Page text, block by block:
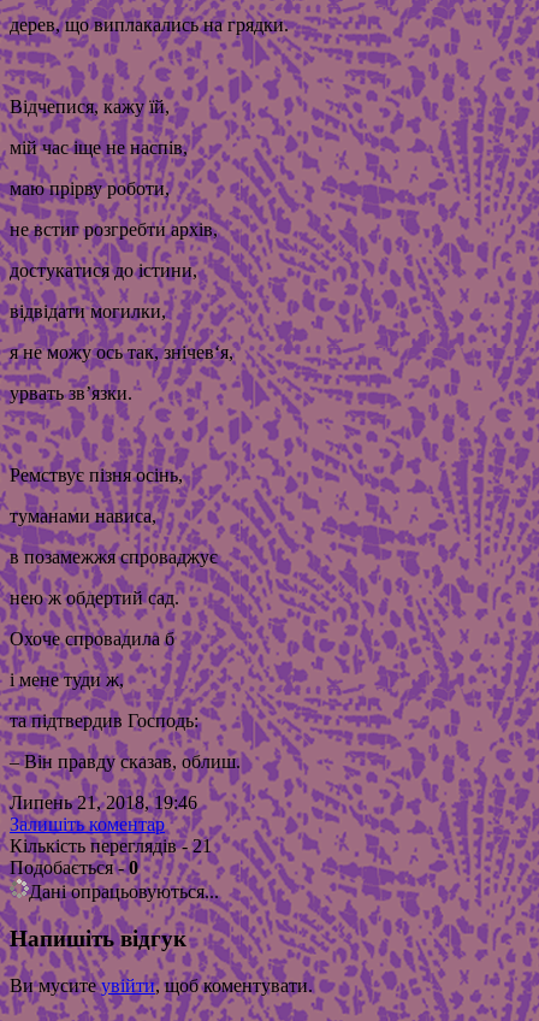
дерев, що виплакались на грядки.
Відчепися, кажу їй,
мій час іще не наспів,
маю прірву роботи,
не встиг розгребти архів,
достукатися до істини,
відвідати могилки,
я не можу ось так, знічев‘я,
урвать зв’язки.
Ремствує пізня осінь,
туманами нависа,
в позамежжя спроваджує
нею ж обдертий сад.
Охоче спровадила б
і мене туди ж,
та підтвердив Господь:
– Він правду сказав, облиш.
Липень 21, 2018, 19:46
Залишіть коментар
Кількість переглядів - 21
Подобається-0
Дані опрацьовуються...
Напишіть відгук
Ви муситеувійти, щоб коментувати.